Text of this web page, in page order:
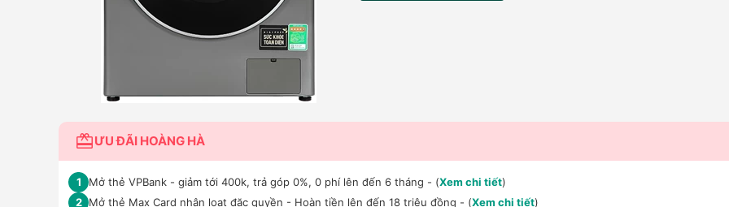
ƯU ĐÃI HOÀNG HÀ
1 Mở thẻ VPBank - giảm tới 400k, trả góp 0%, 0 phí lên đến 6 tháng - (Xem chi tiết)
2 Mở thẻ Max Card nhận loạt đặc quyền - Hoàn tiền lên đến 18 triệu đồng - (Xem chi tiết)